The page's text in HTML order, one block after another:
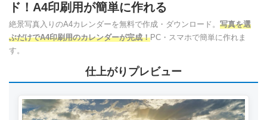
ド！A4印刷用が簡単に作れる
絶景写真入りのA4カレンダーを無料で作成・ダウンロード。 写真を選
ぶだけでA4印刷用のカレンダーが完成！PC・スマホで簡単に作れま
す。
仕上がりプレビュー